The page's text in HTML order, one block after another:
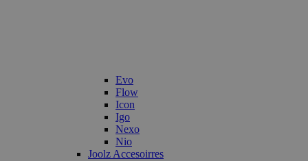
Evo
Flow
Icon
Igo
Nexo
Nio
Joolz Accesoirres